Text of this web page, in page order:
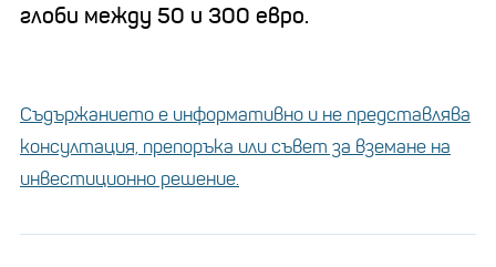
глоби между 50 и 300 евро.
Съдържанието е информативно и не представлява
консултация, препоръка или съвет за вземане на
инвестиционно решение.